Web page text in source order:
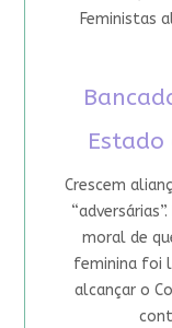
Feministas
Crescem
moral de
feminina foi
alcançar o